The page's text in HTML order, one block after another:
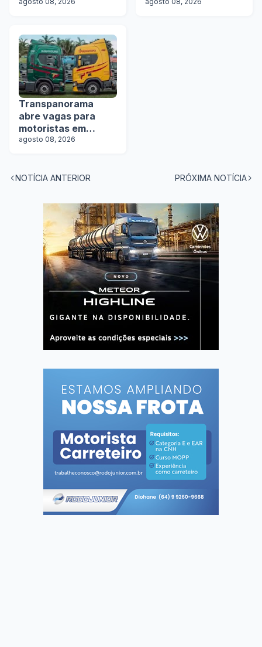
Transportes abre
Transpanorama
abre vagas para
motoristas em
operação com
agosto 08, 2026
NOTÍCIA ANTERIOR PRÓXIMA NOTÍCIA